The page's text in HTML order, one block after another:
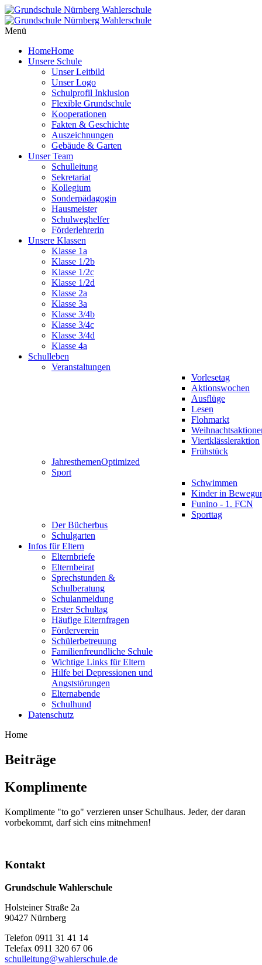
Menü
HomeHome
Unsere Schule
Unser Leitbild
Unser Logo
Schulprofil Inklusion
Flexible Grundschule
Kooperationen
Fakten & Geschichte
Auszeichnungen
Gebäude & Garten
Unser Team
Schulleitung
Sekretariat
Kollegium
Sonderpädagogin
Hausmeister
Schulweghelfer
Förderlehrerin
Unsere Klassen
Klasse 1a
Klasse 1/2b
Klasse 1/2c
Klasse 1/2d
Klasse 2a
Klasse 3a
Klasse 3/4b
Klasse 3/4c
Klasse 3/4d
Klasse 4a
Schulleben
Veranstaltungen
Vorlesetag
Aktionswochen
Ausflüge
Lesen
Flohmarkt
Viertklässleraktion
Frühstück
JahresthemenOptimized
Sport
Schwimmen
Kinder in
Funino - 1. FCN
Sporttag
Der Bücherbus
Schulgarten
Infos für Eltern
Elternbriefe
Elternbeirat
Sprechstunden &
Schulberatung
Schulanmeldung
Erster Schultag
Häufige Elternfragen
Förderverein
Schülerbetreuung
Familienfreundliche Schule
Wichtige Links für Eltern
Hilfe bei Depressionen und
Angststörungen
Elternabende
Schulhund
Datenschutz
Home
Beiträge
Komplimente
Komplimente "to go" verzieren unser Schulhaus. Jeder, der daran
vorbekommt, darf sich eins mitnehmen!
Kontakt
Grundschule Wahlerschule
Holsteiner Straße 2a
90427 Nürnberg
Telefon 0911 31 41 14
Telefax 0911 320 67 06
schulleitung@wahlerschule.de